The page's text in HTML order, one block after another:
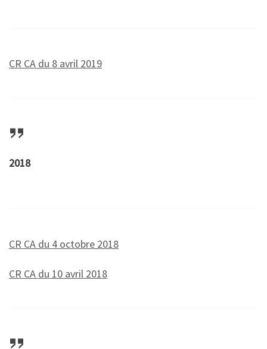
CR CA du 8 avril 2019
2018
CR CA du 4 octobre 2018
CR CA du 10 avril 2018